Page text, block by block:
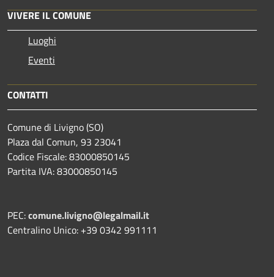
VIVERE IL COMUNE
Luoghi
Eventi
CONTATTI
Comune di Livigno (SO)
Plaza dal Comun, 93 23041
Codice Fiscale: 83000850145
Partita IVA: 83000850145
PEC:comune.livigno@legalmail.it
Centralino Unico: +39 0342 991111